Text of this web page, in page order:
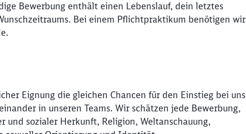
Bewerbung enthält einen Lebenslauf, dein letztes
Bei einem Pflichtpraktikum benötigen wir
Eignung die gleichen Chancen für den Einstieg bei uns
in unseren Teams. Wir schätzen jede Bewerbung,
sozialer Herkunft, Religion, Weltanschauung,